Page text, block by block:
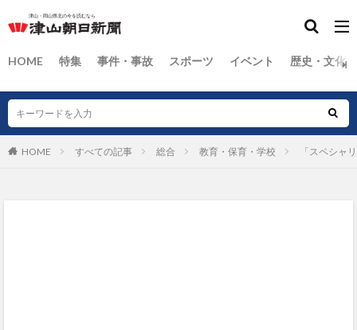
HOME 特集 事件・事故 スポーツ イベント 歴史・文化
HOME すべての記事 総合 教育・保育・学校 「スペシャ